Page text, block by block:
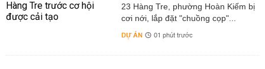
23 Hàng Tre, phường Hoàn Kiếm bị
cơi nới, lắp đặt "chuồng cọp"...
DỰ ÁN 01 phút trước